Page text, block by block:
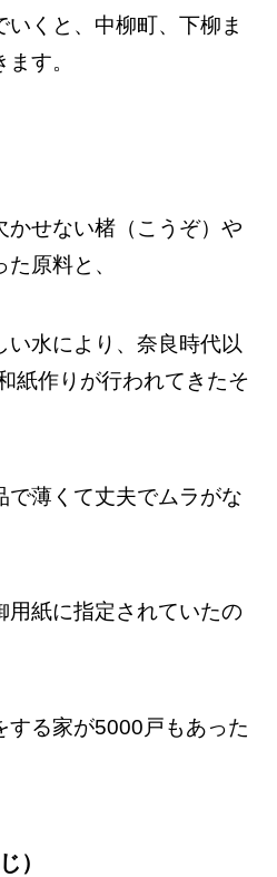
くと、中柳町、下柳ま
す。
かせない楮（こうぞ）や
原料と、
い水により、奈良時代以
紙作りが行われてきたそ
で薄くて丈夫でムラがな
用紙に指定されていたの
する家が5000戸もあった
）